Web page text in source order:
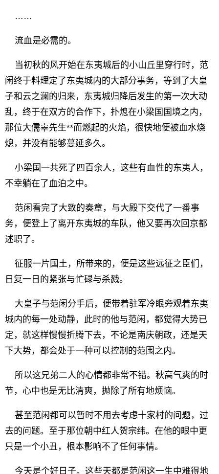
……
流血是必需的。
当初秋的风开始在东夷城后的小山丘里穿行时，范
闲终于料理定了东夷城内的大部分事务，等到了大皇
子和云之澜的归来，东夷城归降后发生的第一次大动
乱，终于在双方的合作下，扑熄在小梁国国境之内，
那位大儒辜先生**而燃起的火焰，很快地便被血水烧
熄，并没有能够蔓延多久。
小梁国一共死了四百余人，这些有血性的东夷人，
不幸躺在了血泊之中。
范闲看完了大致的奏章，与大殿下交代了一番事
务，便登上了离开东夷城的车队，他又要再次回京都
述职了。
征服一片国土，所带来的，便是这些远征之臣们，
日复一日的紧张与忙碌与杀戮。
大皇子与范闲分手后，便带着驻军冷眼旁观着东夷
城内的每一处动静，此时的他与范闲，都觉得大势已
定，就这样慢慢折腾下去，不论是南庆朝政，还是天
下大势，都会处于一种可以控制的范围之内。
所以这兄弟二人的心情都非常不错。秋高气爽的时
节，心中也是无比清爽，抛除了所有地烦恼。
甚至范闲都可以暂时不用去考虑十家村的问题，过
去的问题。至于那位朝中红人贺宗纬。在他的眼中更
只是一个小丑，根本影响不了任何事情。
今天是个好日子。这些天都是范闲这一生中难得地